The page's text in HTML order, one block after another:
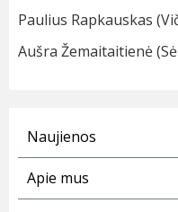
Paulius Rapkauskas
Aušra Žemaitaitienė
Naujienos
Apie mus